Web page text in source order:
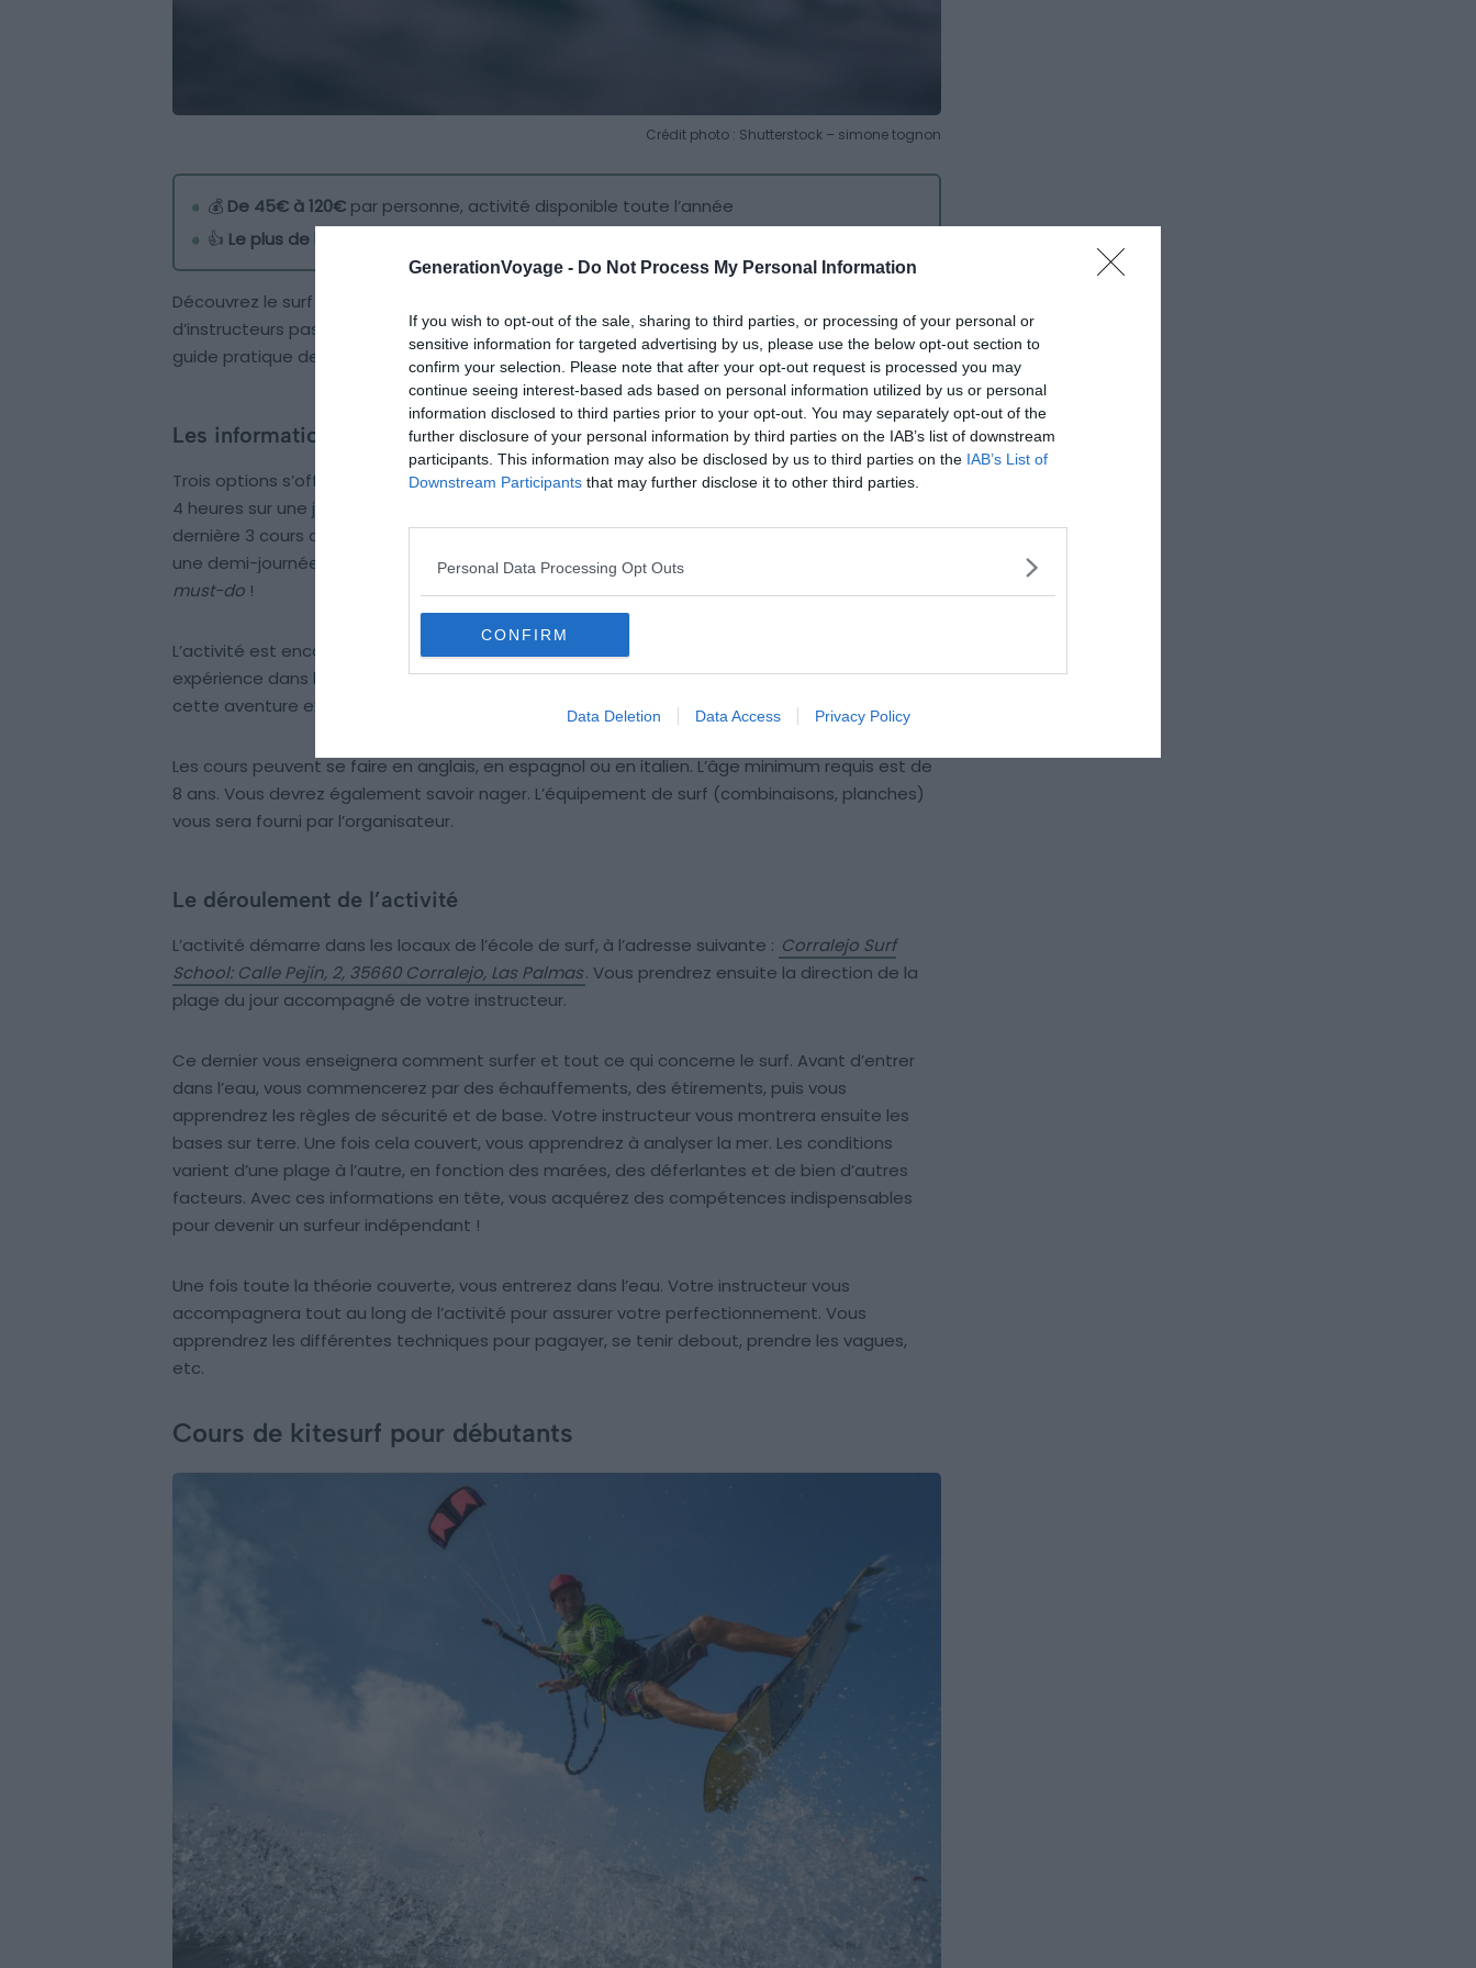
GenerationVoyage - Do Not Process My Personal Information
If you wish to opt-out of the sale, sharing to third parties, or processing of your personal or
sensitive information for targeted advertising by us, please use the below opt-out section to
confirm your selection. Please note that after your opt-out request is processed you may
continue seeing interest-based ads based on personal information utilized by us or personal
information disclosed to third parties prior to your opt-out. You may separately opt-out of the
further disclosure of your personal information by third parties on the IAB’s list of downstream
participants. This information may also be disclosed by us to third parties on the IAB’s List of
Downstream Participants that may further disclose it to other third parties.
Personal Data Processing Opt Outs
CONFIRM
Data Deletion Data Access Privacy Policy
Crédit photo : Shutterstock – simone tognon
💰 De 45€ à 120€ par personne, activité disponible toute l’année
👍 Le plus de l’activité ?
Découvrez le surf dans l’un des plus beaux spots des Canaries, Corralejo. Profitez des conseils
d’instructeurs passionnés dans un cadre incroyable. Pour ce faire, nous vous proposons un
guide pratique de cette activité incontournable à faire à Fuerteventura.
Les informations à connaître
Trois options s’offrent à vous pour faire du surf à Fuerteventura. La première est un cours de
4 heures sur une journée. La seconde est un cours de 8 heures réparties sur 2 journées, et la
dernière 3 cours de 4 heures sur 3 journées. Si vous souhaitez simplement découvrir le surf,
une demi-journée est suffisante. Pour une plongée dans la discipline, 3 demi-journées est le
must-do !
L’activité est encadrée par la Corralejo Surf School, une agence locale riche d’une longue
expérience dans le domaine. Elle est donc parfaitement fiable pour vous accompagner dans
cette aventure exceptionnelle !
Les cours peuvent se faire en anglais, en espagnol ou en italien. L’âge minimum requis est de
8 ans. Vous devrez également savoir nager. L’équipement de surf (combinaisons, planches)
vous sera fourni par l’organisateur.
Le déroulement de l’activité
L’activité démarre dans les locaux de l’école de surf, à l’adresse suivante : Corralejo Surf
School: Calle Pejín, 2, 35660 Corralejo, Las Palmas. Vous prendrez ensuite la direction de la
plage du jour accompagné de votre instructeur.
Ce dernier vous enseignera comment surfer et tout ce qui concerne le surf. Avant d’entrer
dans l’eau, vous commencerez par des échauffements, des étirements, puis vous
apprendrez les règles de sécurité et de base. Votre instructeur vous montrera ensuite les
bases sur terre. Une fois cela couvert, vous apprendrez à analyser la mer. Les conditions
varient d’une plage à l’autre, en fonction des marées, des déferlantes et de bien d’autres
facteurs. Avec ces informations en tête, vous acquérez des compétences indispensables
pour devenir un surfeur indépendant !
Une fois toute la théorie couverte, vous entrerez dans l’eau. Votre instructeur vous
accompagnera tout au long de l’activité pour assurer votre perfectionnement. Vous
apprendrez les différentes techniques pour pagayer, se tenir debout, prendre les vagues,
etc.
Cours de kitesurf pour débutants